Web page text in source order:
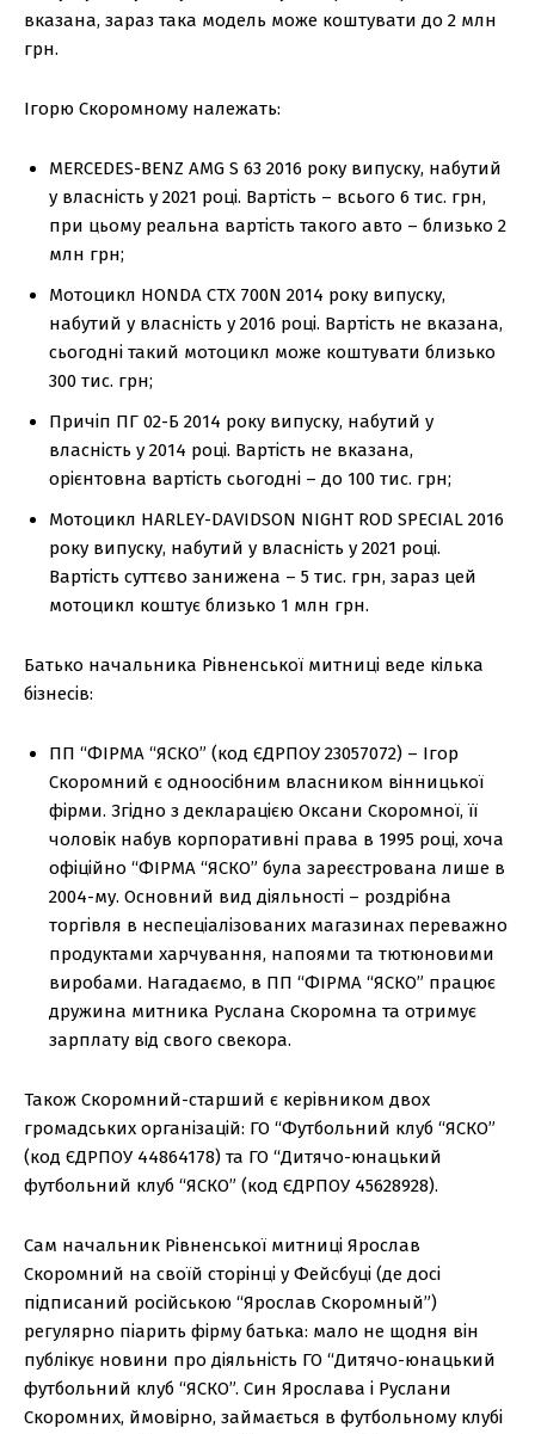
вказана, зараз така модель може коштувати до 2 млн
грн.
Ігорю Скоромному належать:
MERCEDES-BENZ AMG S 63 2016 року випуску, набутий
у власність у 2021 році. Вартість – всього 6 тис. грн,
при цьому реальна вартість такого авто – близько 2
млн грн;
Мотоцикл HONDA CTX 700N 2014 року випуску,
набутий у власність у 2016 році. Вартість не вказана,
сьогодні такий мотоцикл може коштувати близько
300 тис. грн;
Причіп ПГ 02-Б 2014 року випуску, набутий у
власність у 2014 році. Вартість не вказана,
орієнтовна вартість сьогодні – до 100 тис. грн;
Мотоцикл HARLEY-DAVIDSON NIGHT ROD SPECIAL 2016
року випуску, набутий у власність у 2021 році.
Вартість суттєво занижена – 5 тис. грн, зараз цей
мотоцикл коштує близько 1 млн грн.
Батько начальника Рівненської митниці веде кілька
бізнесів:
ПП “ФІРМА “ЯСКО” (код ЄДРПОУ 23057072) – Ігор
Скоромний є одноосібним власником вінницької
фірми. Згідно з декларацією Оксани Скоромної, її
чоловік набув корпоративні права в 1995 році, хоча
офіційно “ФІРМА “ЯСКО” була зареєстрована лише в
2004-му. Основний вид діяльності – роздрібна
торгівля в неспеціалізованих магазинах переважно
продуктами харчування, напоями та тютюновими
виробами. Нагадаємо, в ПП “ФІРМА “ЯСКО” працює
дружина митника Руслана Скоромна та отримує
зарплату від свого свекора.
Також Скоромний-старший є керівником двох
громадських організацій: ГО “Футбольний клуб “ЯСКО”
(код ЄДРПОУ 44864178) та ГО “Дитячо-юнацький
футбольний клуб “ЯСКО” (код ЄДРПОУ 45628928).
Сам начальник Рівненської митниці Ярослав
Скоромний на своїй сторінці у Фейсбуці (де досі
підписаний російською “Ярослав Скоромный”)
регулярно піарить фірму батька: мало не щодня він
публікує новини про діяльність ГО “Дитячо-юнацький
футбольний клуб “ЯСКО”. Син Ярослава і Руслани
Скоромних, ймовірно, займається в футбольному клубі